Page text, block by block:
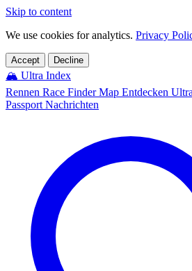
Skip to content
We use cookies for analytics. Privacy
Accept Decline
🏔️ Ultra Index
Rennen Race FinderMap Entdecken
Passport Nachrichten